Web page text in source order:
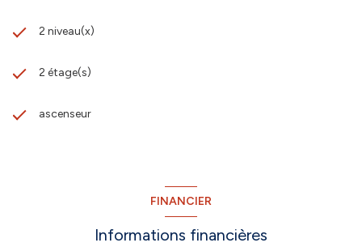
2 niveau(x)
2 étage(s)
ascenseur
FINANCIER
Informations financières